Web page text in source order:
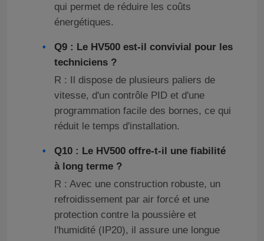
Visite de l'usine
Contrôle de la qualité
Nous contacter
Nouvelles
Demandez un devis
commande variable de fréquence de vfd
Convertisseur de fréquence variable
qui permet de réduire les coûts
énergétiques.
Q9 : Le HV500 est-il convivial pour les
techniciens ?
R : Il dispose de plusieurs paliers de
vitesse, d'un contrôle PID et d'une
programmation facile des bornes, ce qui
réduit le temps d'installation.
Q10 : Le HV500 offre-t-il une fiabilité
à long terme ?
R : Avec une construction robuste, un
refroidissement par air forcé et une
protection contre la poussière et
l'humidité (IP20), il assure une longue